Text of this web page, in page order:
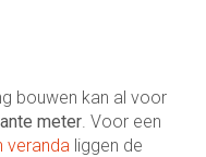
bouwen kan al voor
meter . Voor een
veranda liggen de